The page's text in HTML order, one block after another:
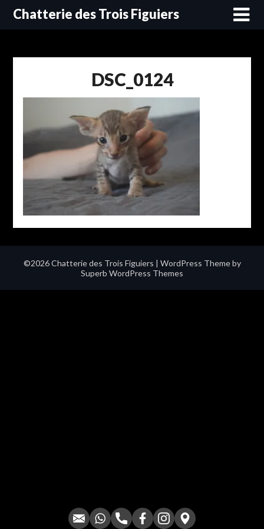
SkipChatterie des Trois Figuiers
DSC_0124
©2026 Chatterie des Trois Figuiers | WordPress Theme by
Superb WordPress Themes